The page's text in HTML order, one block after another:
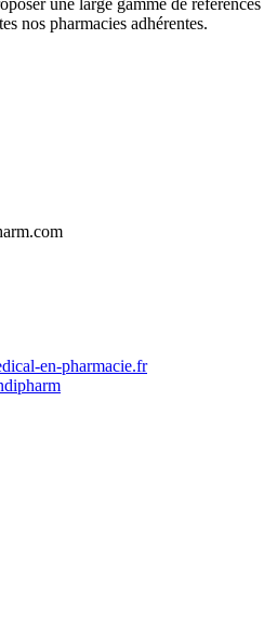
une large gamme de références
nos pharmacies adhérentes.
en-pharmacie.fr